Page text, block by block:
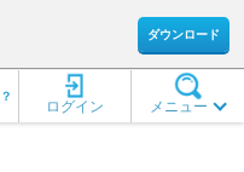
ダウンロード
メニュー
ログイン